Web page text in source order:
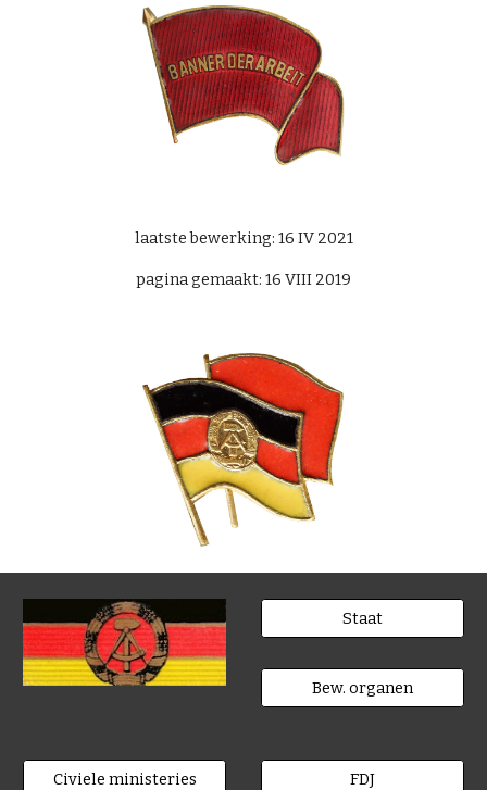
laatste bewerking: 16 IV 2021
pagina gemaakt: 16 VIII 2019
Staat
Bew. organen
Civiele ministeries FDJ